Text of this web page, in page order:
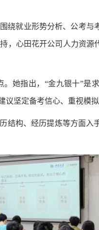
绕就业形势分析、公考
， 心田花开公司 人力资源
她指出， “金九银十”是
议坚定备考信心、 重视模
结构、经历提炼等方面入